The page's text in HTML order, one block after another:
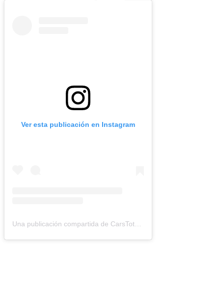
Ver esta publicación en Instagram